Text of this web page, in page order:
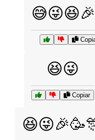
😆😜
Copiar